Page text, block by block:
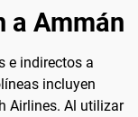
a Ammán
e indirectos a
incluyen
Airlines. Al utilizar